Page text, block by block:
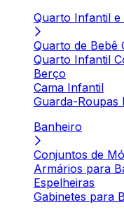
Quarto Infantil e
Quarto de Bebê
Quarto Infantil
Berço
Cama Infantil
Guarda-Roupas
Banheiro
Conjuntos de
Armários para
Espelheiras
Gabinetes para